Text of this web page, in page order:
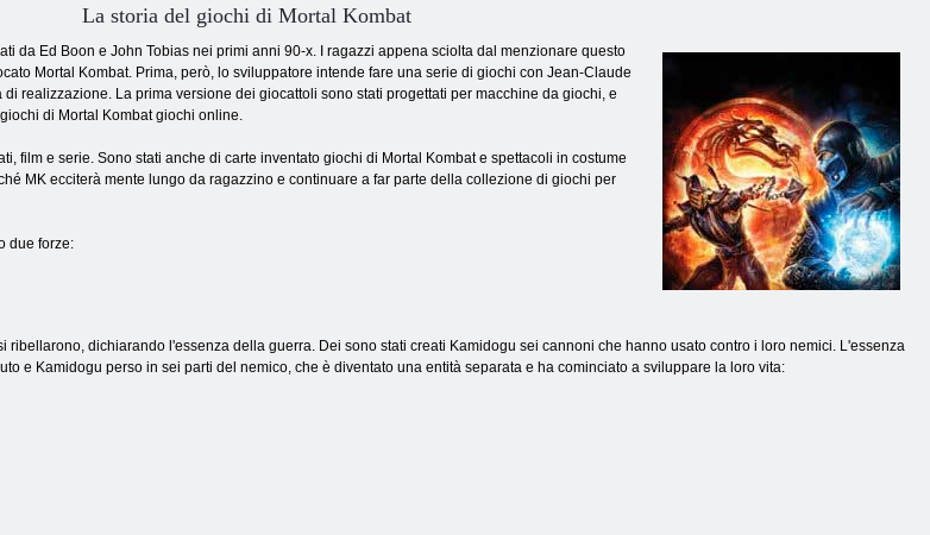
La storia del giochi di Mortal Kombat
da Ed Boon e John Tobias nei primi anni 90-x. I ragazzi appena sciolta dal menzionare questo
Mortal Kombat. Prima, però, lo sviluppatore intende fare una serie di giochi con Jean-Claude
realizzazione. La prima versione dei giocattoli sono stati progettati per macchine da giochi, e
di Mortal Kombat giochi online.
film e serie. Sono stati anche di carte inventato giochi di Mortal Kombat e spettacoli in costume
MK ecciterà mente lungo da ragazzino e continuare a far parte della collezione di giochi per
due forze:
ribellarono, dichiarando l'essenza della guerra. Dei sono stati creati Kamidogu sei cannoni che hanno usato contro i loro nemici. L'essenza
e Kamidogu perso in sei parti del nemico, che è diventato una entità separata e ha cominciato a sviluppare la loro vita: